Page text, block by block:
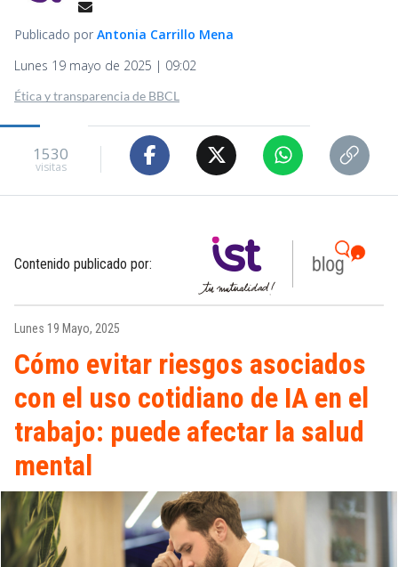
Publicado por Antonia Carrillo Mena
Lunes 19 mayo de 2025 | 09:02
Ética y transparencia de BBCL
1530
visitas
Contenido publicado por:
Lunes 19 Mayo, 2025
Cómo evitar riesgos asociados
con el uso cotidiano de IA en el
trabajo: puede afectar la salud
mental